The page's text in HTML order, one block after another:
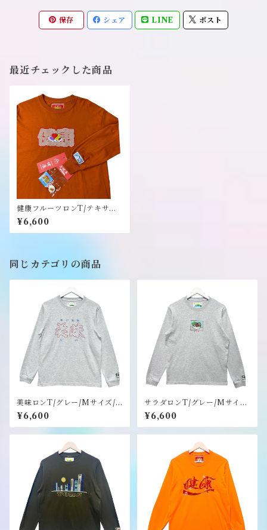
保存 シェア LINE ポスト
最近チェックした商品
健康フルーツロンT/テキサス
オレンジ/Mサイズ・XLサイズ
缶バッチとステッカー付き
《健康（ヘルシー）》
¥6,600
同じカテゴリの商品
美味ロンT/グレー/Mサイズ/
ステッカーのノベルティー付
き《健康（ヘルシー）》
¥6,600
サラダロンT/グレー/Mサイ
ズ/ステッカーのノベルティー
付き《健康（ヘルシー）》
¥6,600